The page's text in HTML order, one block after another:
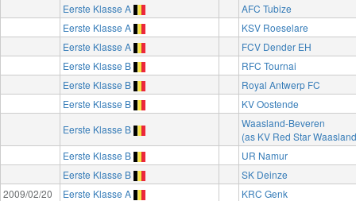
Eerste Klasse A
AFC Tubize
Eerste Klasse A
KSV Roeselare
Eerste Klasse A
FCV Dender EH
Eerste Klasse B
RFC Tournai
Eerste Klasse B
Royal Antwerp FC
Eerste Klasse B
KV Oostende
Eerste Klasse B
Waasland-Beveren
(as KV Red Star
Eerste Klasse B
UR Namur
Eerste Klasse B
SK Deinze
2009/02/20
Eerste Klasse A
KRC Genk